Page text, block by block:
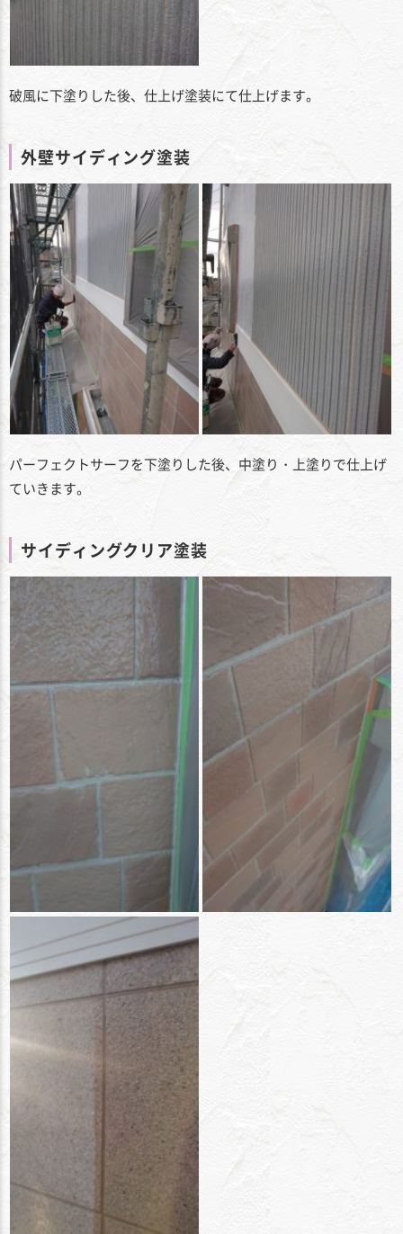
破風に下塗りした後、仕上げ塗装にて仕上げます。
外壁サイディング塗装
パーフェクトサーフを下塗りした後、中塗り・上塗りで仕上げ
ていきます。
サイディングクリア塗装